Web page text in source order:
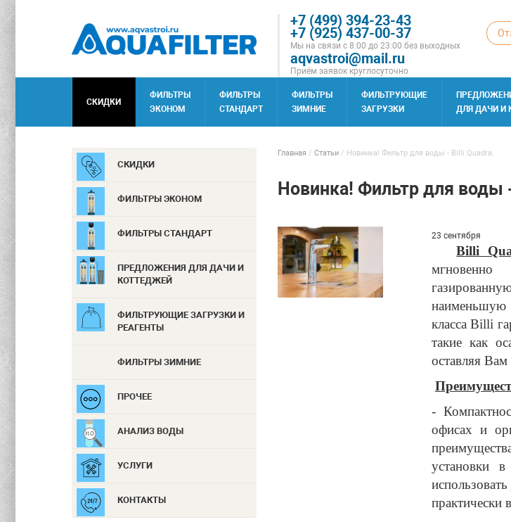
+7 (499) 394-23-43
+7 (925) 437-00-37
Мы на связи с 8:00 до 23:00 без выходных
aqvastroi@mail.ru
Приём заявок круглосуточно
СКИДКИ
ФИЛЬТРЫ
ЭКОНОМ
ФИЛЬТРЫ
СТАНДАРТ
ФИЛЬТРЫ
ЗИМНИЕ
ФИЛЬТРУЮЩИЕ
ЗАГРУЗКИ
ДЛЯ ДАЧИ И
СКИДКИ
ФИЛЬТРЫ ЭКОНОМ
ФИЛЬТРЫ СТАНДАРТ
ПРЕДЛОЖЕНИЯ ДЛЯ ДАЧИ И
КОТТЕДЖЕЙ
ФИЛЬТРУЮЩИЕ ЗАГРУЗКИ И
РЕАГЕНТЫ
ФИЛЬТРЫ ЗИМНИЕ
ПРОЧЕЕ
АНАЛИЗ ВОДЫ
УСЛУГИ
КОНТАКТЫ
Главная / Статьи/ Новинка! Фильтр для воды - Billi Quadra.
Новинка! Фильтр для воды
23 сентября
Billi
мгновенно
класса Billi
такие как
оставляя
-
офисах и
установки
практически